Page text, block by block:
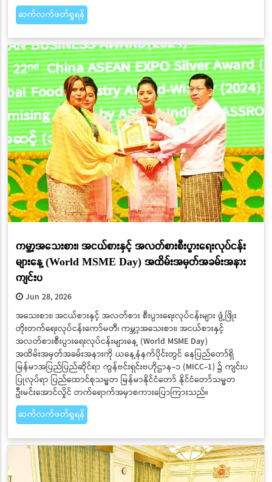
ဆက်လက်ဖတ်ရှုရန်
ကမ္ဘာ့အသေးစား၊ အငယ်စားနှင့် အလတ်စားစီးပွားရေးလုပ်ငန်း
များနေ့ (World MSME Day) အထိမ်းအမှတ်အခမ်းအနား
ကျင်းပ
Jun 28, 2026
အသေးစား၊ အငယ်စားနှင့် အလတ်စား စီးပွားရေးလုပ်ငန်းများ ဖွံ့ဖြိုး
တိုးတက်ရေးလုပ်ငန်းကော်မတီ၊ ကမ္ဘာ့အသေးစား၊ အငယ်စားနှင့်
အလတ်စားစီးပွားရေးလုပ်ငန်းများနေ့ (World MSME Day)
အထိမ်းအမှတ်အခမ်းအနားကို ယနေ့နံနက်ပိုင်းတွင် နေပြည်တော်ရှိ
မြန်မာအပြည်ပြည်ဆိုင်ရာ ကွန်ဗင်းရှင်းဗဟိုဌာန-၁ (MICC-1) ၌ ကျင်းပ
ပြုလုပ်ရာ ပြည်ထောင်စုသမ္မတ မြန်မာနိုင်ငံတော် နိုင်ငံတော်သမ္မတ
ဦးမင်းအောင်လှိုင် တက်ရောက်အမှာစကားပြောကြားသည်။
ဆက်လက်ဖတ်ရှုရန်